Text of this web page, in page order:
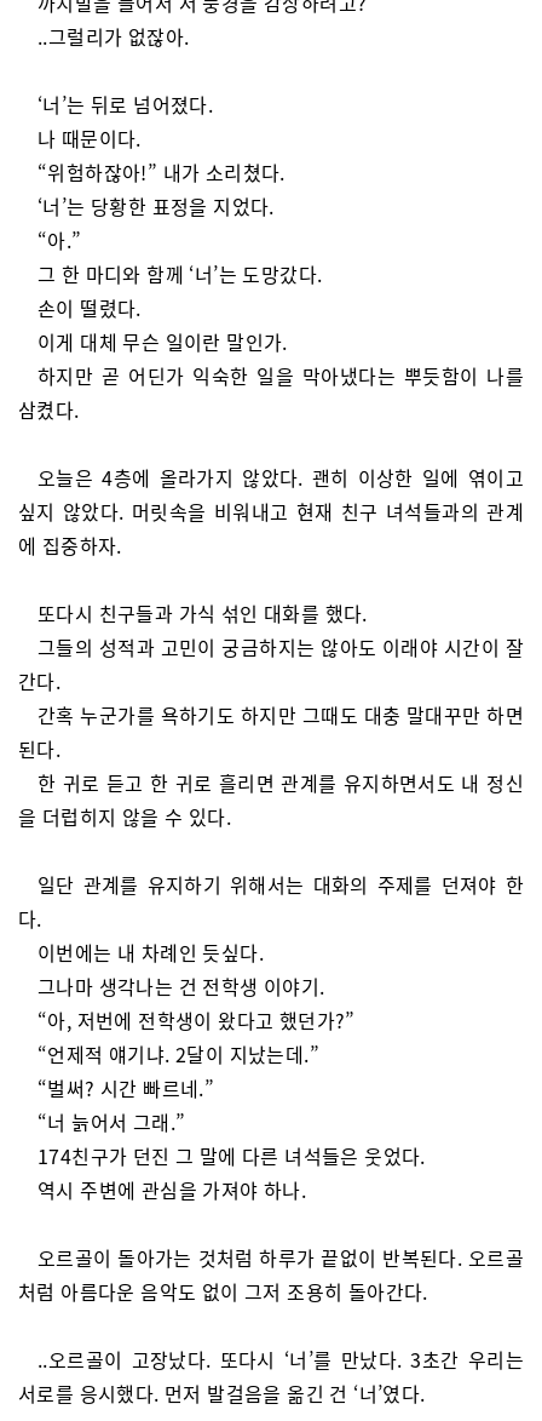
..그럴리가 없잖아.
‘너’는 뒤로 넘어졌다.
나 때문이다.
“위험하잖아!” 내가 소리쳤다.
‘너’는 당황한 표정을 지었다.
“아.”
그 한 마디와 함께 ‘너’는 도망갔다.
손이 떨렸다.
이게 대체 무슨 일이란 말인가.
하지만 곧 어딘가 익숙한 일을 막아냈다는 뿌듯함이 나를
삼켰다.
오늘은 4층에 올라가지 않았다. 괜히 이상한 일에 엮이고
싶지 않았다. 머릿속을 비워내고 현재 친구 녀석들과의 관계
에 집중하자.
또다시 친구들과 가식 섞인 대화를 했다.
그들의 성적과 고민이 궁금하지는 않아도 이래야 시간이 잘
간다.
간혹 누군가를 욕하기도 하지만 그때도 대충 말대꾸만 하면
된다.
한 귀로 듣고 한 귀로 흘리면 관계를 유지하면서도 내 정신
을 더럽히지 않을 수 있다.
일단 관계를 유지하기 위해서는 대화의 주제를 던져야 한
다.
이번에는 내 차례인 듯싶다.
그나마 생각나는 건 전학생 이야기.
“아, 저번에 전학생이 왔다고 했던가?”
“언제적 얘기냐. 2달이 지났는데.”
“벌써? 시간 빠르네.”
“너 늙어서 그래.”
174친구가 던진 그 말에 다른 녀석들은 웃었다.
역시 주변에 관심을 가져야 하나.
오르골이 돌아가는 것처럼 하루가 끝없이 반복된다. 오르골
처럼 아름다운 음악도 없이 그저 조용히 돌아간다.
..오르골이 고장났다. 또다시 ‘너’를 만났다. 3초간 우리는
서로를 응시했다. 먼저 발걸음을 옮긴 건 ‘너’였다.